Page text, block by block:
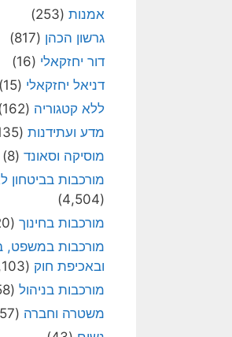
אמנות (253)
גרשון הכהן (817)
דור יחזקאלי (16)
דניאל יחזקאלי (15)
ללא קטגוריה (162)
מדע ועתידנות (135)
מוסיקה וסאונד (8)
מורכבות בביטחון
(4,504)
מורכבות בחינוך (420)
מורכבות במשפט,
ובאכיפת חוק (2,103)
מורכבות בניהול (1,258)
משטרה וחברה (57)